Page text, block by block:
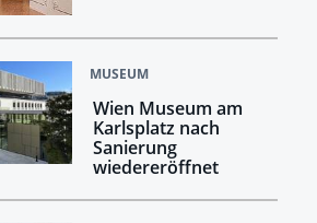
MUSEUM
Wien Museum am
Karlsplatz nach
Sanierung
wiedereröffnet